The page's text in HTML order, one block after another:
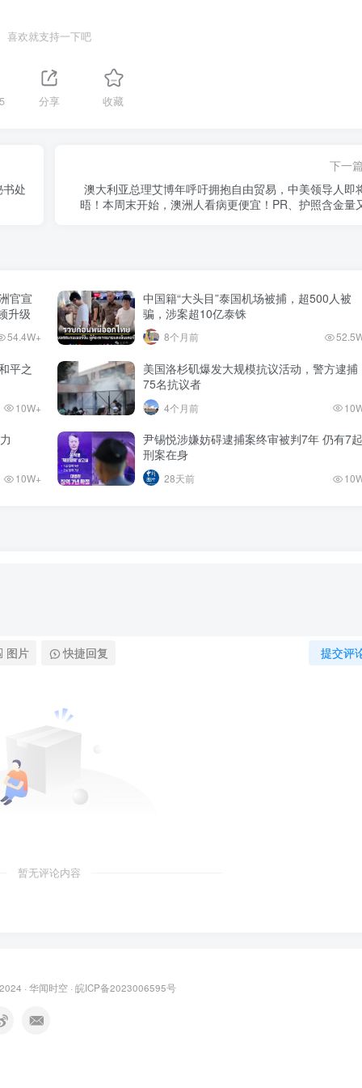
喜欢就支持一下吧
分享 收藏
处
下一篇
澳大利亚总理艾博年呼吁拥抱自由贸易，中美领导人即
晤！本周末开始，澳洲人看病更便宜！PR、护照含金量
官宣
升级
54.4W+
中国籍“大头目”泰国机场被捕，超500人被
骗，涉案超10亿泰铢
8个月前
平之
10W+
美国洛杉矶爆发大规模抗议活动，警方逮捕
75名抗议者
4个月前
10W+
尹锡悦涉嫌妨碍逮捕案终审被判7年 仍有7起
刑案在身
28天前
提交评
图片 快捷回复
暂无评论内容
· 华闻时空 · 皖ICP备2023006595号